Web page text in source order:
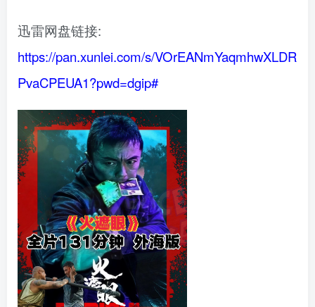
迅雷网盘链接:
https://pan.xunlei.com/s/VOrEANmYaqmhwXLDR
PvaCPEUA1?pwd=dgip#